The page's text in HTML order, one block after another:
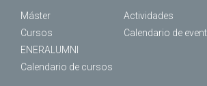
Máster
Cursos
ENERALUMNI
Calendario de cursos
Actividades
Calendario de